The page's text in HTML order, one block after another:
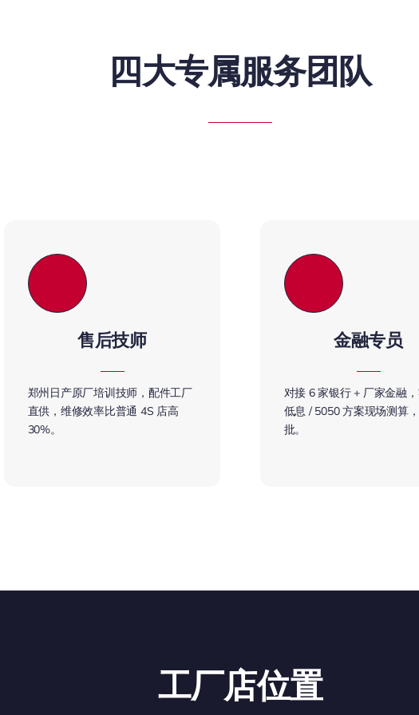
四大专属服务团队
售后技师
郑州日产原厂培训技师，配件工厂
直供，维修效率比普通 4S 店高
30%。
金融专员
对接 6 家银行 + 厂家金融
低息 / 5050 方案现场测算
批。
工厂店位置